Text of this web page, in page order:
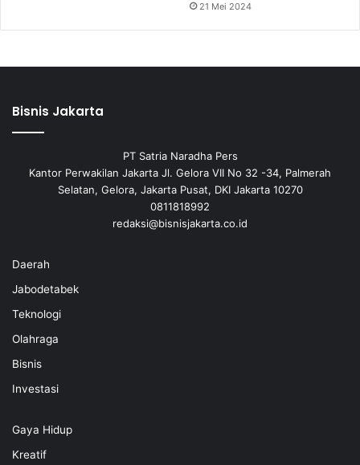
21 Mei 2024
Bisnis Jakarta
PT Satria Naradha Pers
Kantor Perwakilan Jakarta Jl. Gelora VII No 32 -34, Palmerah
Selatan, Gelora, Jakarta Pusat, DKI Jakarta 10270
0811818992
redaksi@bisnisjakarta.co.id
Daerah
Jabodetabek
Teknologi
Olahraga
Bisnis
Investasi
Gaya Hidup
Kreatif